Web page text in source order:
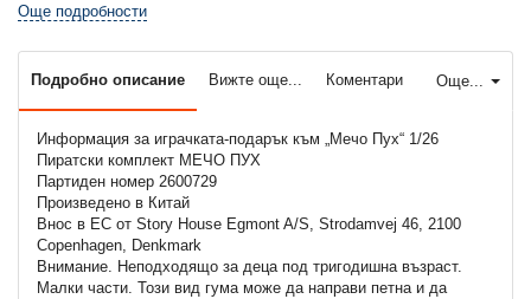
Още подробности
Още...
Подробно описание Вижте още... Коментари
Информация за играчката-подарък към „Мечо Пух“ 1/26
Пиратски комплект МЕЧО ПУХ
Партиден номер 2600729
Произведено в Китай
Внос в ЕС от Story House Egmont A/S, Strodamvej 46, 2100
Copenhagen, Denkmark
Внимание. Неподходящо за деца под тригодишна възраст.
Малки части. Този вид гума може да направи петна и да